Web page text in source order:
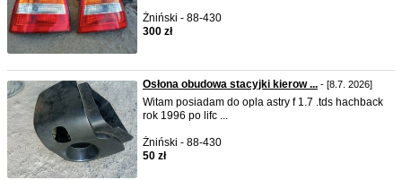
Żniński - 88-430
300 zł
Osłona obudowa stacyjki kierow ... - [8.7. 2026]
Witam posiadam do opla astry f 1.7 .tds hachback
rok 1996 po lifc ...
Żniński - 88-430
50 zł